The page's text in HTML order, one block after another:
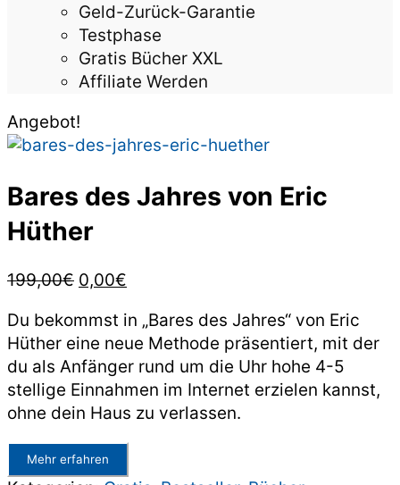
Geld-Zurück-Garantie
Testphase
Gratis Bücher XXL
Affiliate Werden
Angebot!
Bares des Jahres von Eric
Hüther
199,00€ Ursprünglicher
war:
199,00€
0,00€
ist:
0,00€.
Du bekommst in „Bares des Jahres“ von Eric
Hüther eine neue Methode präsentiert, mit der
du als Anfänger rund um die Uhr hohe 4-5
stellige Einnahmen im Internet erzielen kannst,
ohne dein Haus zu verlassen.
Mehr erfahren